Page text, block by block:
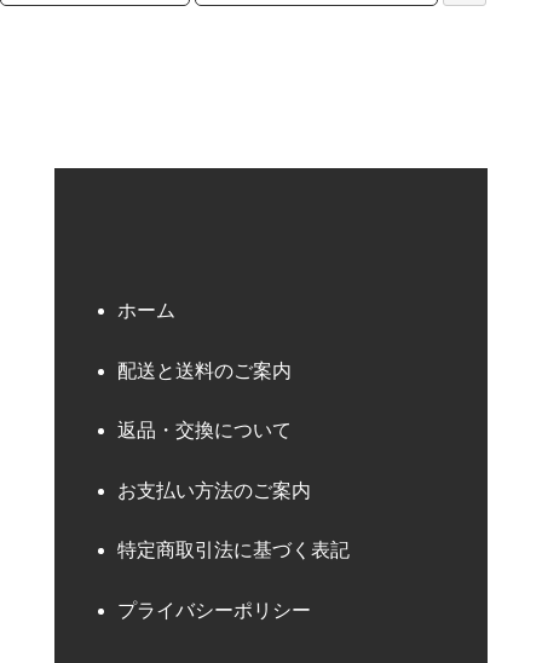
ホーム
配送と送料のご案内
返品・交換について
お支払い方法のご案内
特定商取引法に基づく表記
プライバシーポリシー